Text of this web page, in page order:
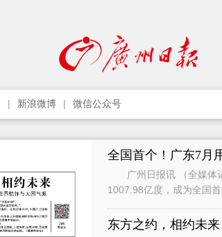
新浪微博 微信公众号
全国首个！广东7月
广州日报讯 （全媒体记
1007.98亿度，成为全国
东方之约，相约未来